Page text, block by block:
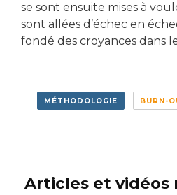
Articles et vidéos
se sont ensuite mises à
sont allées d’échec en
fondé des croyances dans
MÉTHODOLOGIE BURN-